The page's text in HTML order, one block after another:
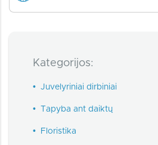
Kategorijos:
• Juvelyriniai dirbiniai
• Tapyba ant daiktų
• Floristika